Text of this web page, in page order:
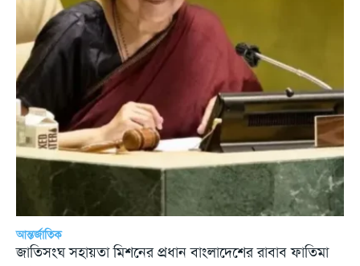
আন্তর্জাতিক
জাতিসংঘ সহায়তা মিশনের প্রধান বাংলাদেশের রাবাব ফাতিমা